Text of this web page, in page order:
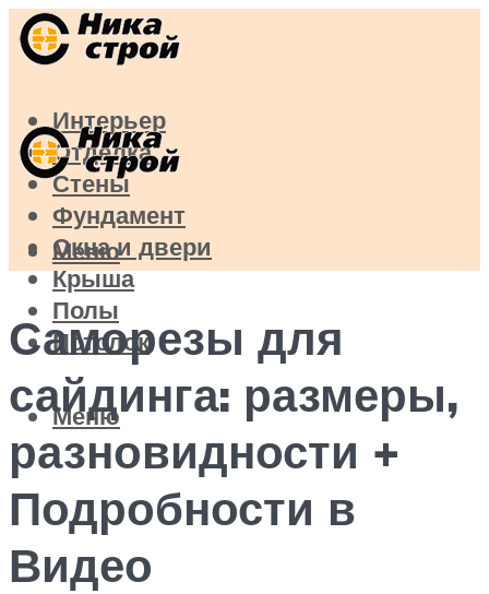
Интерьер
Отделка
Стены
Фундамент
Окна и двери
Крыша
Полы
Потолок
Меню
Меню
Саморезы для
сайдинга: размеры,
разновидности +
Подробности в
Видео